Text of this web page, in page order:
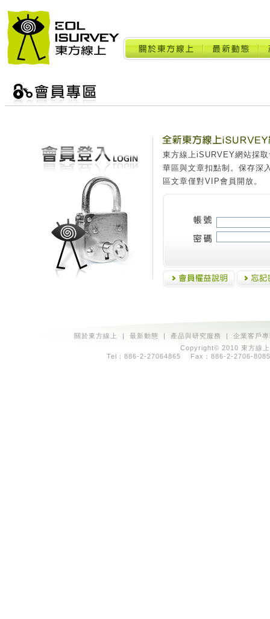
東方線上iSURVEY網站採
華區與文章扣點制。保存深
區文章僅對VIP會員開放。
關於東方線上 | 最新動態 | 產品與研究服務 | 企業客戶
Copyright© 2010 東方線
Tel：886-2-27064865 Fax：886-2-2706-